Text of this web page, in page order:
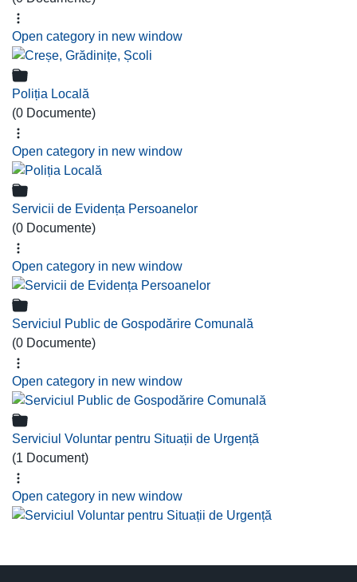
Open category in new window
Poliția Locală
(0 Documente)
Open category in new window
Servicii de Evidența Persoanelor
(0 Documente)
Open category in new window
Serviciul Public de Gospodărire Comunală
(0 Documente)
Open category in new window
Serviciul Voluntar pentru Situații de Urgență
(1 Document)
Open category in new window